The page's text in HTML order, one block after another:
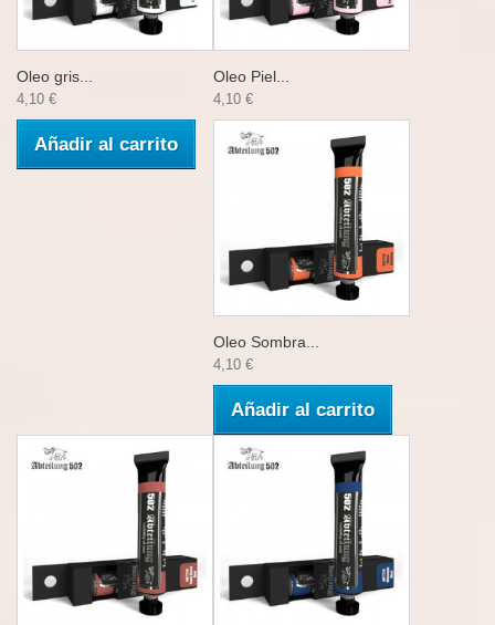
Oleo gris...
4,10 €
Añadir al carrito
Oleo Piel...
4,10 €
Oleo Sombra...
4,10 €
Añadir al carrito